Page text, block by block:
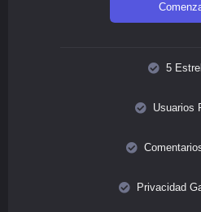
5
Usuarios
Privacidad